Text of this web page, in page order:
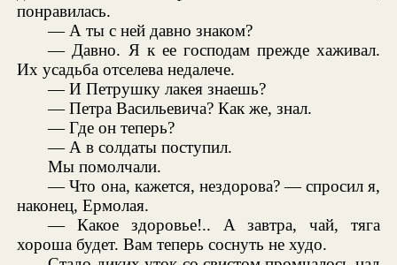
понравилась.
— А ты с ней давно знаком?
— Давно. Я к ее господам прежде хаживал.
Их усадьба отселева недалече.
— И Петрушку лакея знаешь?
— Петра Васильевича? Как же, знал.
— Где он теперь?
— А в солдаты поступил.
Мы помолчали.
— Что она, кажется, нездорова? — спросил я,
наконец, Ермолая.
— Какое здоровье!.. А завтра, чай, тяга
хороша будет. Вам теперь соснуть не худо.